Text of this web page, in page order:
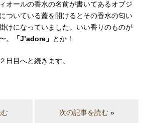
オールの香水の名前が書いてあるオブジ
ついている蓋を開けるとその香水の匂い
けになっていました。いい香りのものが
。
「J’adore」 とか！
日目へと続きます。
次の記事を読む»